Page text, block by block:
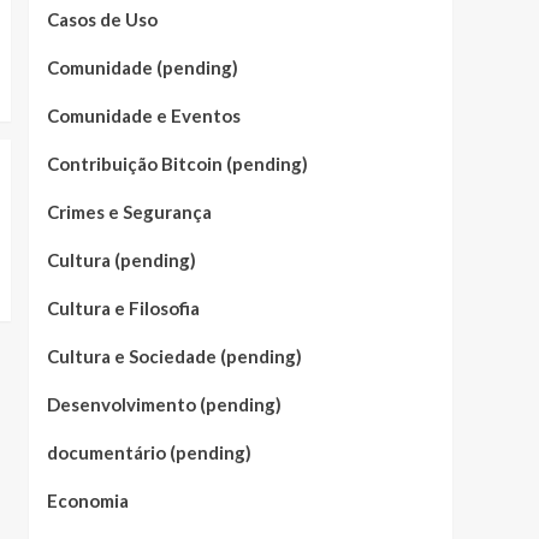
Casos de Uso
Comunidade (pending)
Comunidade e Eventos
Contribuição Bitcoin (pending)
Crimes e Segurança
Cultura (pending)
Cultura e Filosofia
Cultura e Sociedade (pending)
Desenvolvimento (pending)
documentário (pending)
Economia